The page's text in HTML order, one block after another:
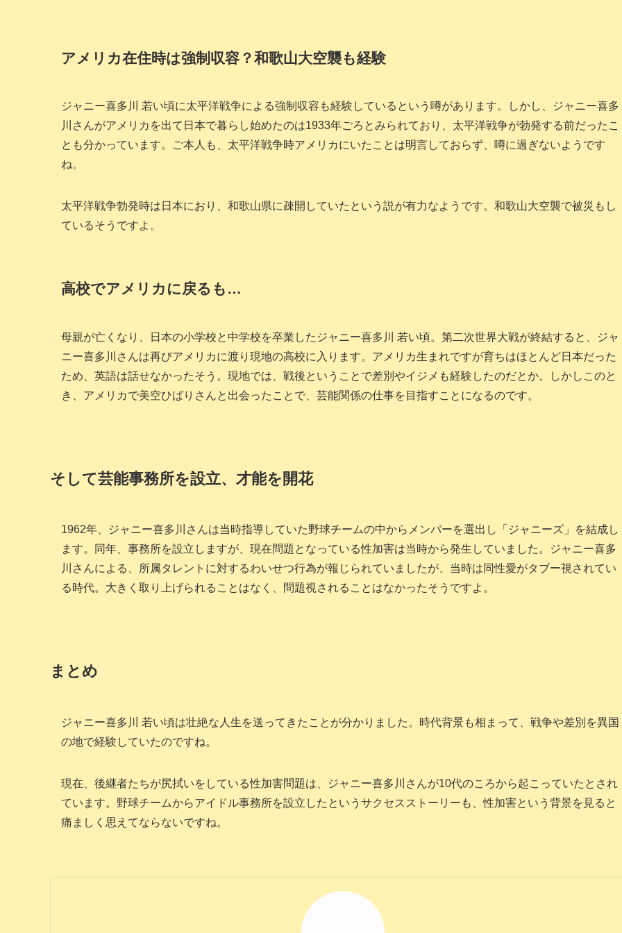
アメリカ在住時は強制収容？和歌山大空襲も経験
ジャニー喜多川 若い頃に太平洋戦争による強制収容も経験しているという噂があります。しかし、ジャニー喜多
川さんがアメリカを出て日本で暮らし始めたのは1933年ごろとみられており、太平洋戦争が勃発する前だったこ
とも分かっています。ご本人も、太平洋戦争時アメリカにいたことは明言しておらず、噂に過ぎないようです
ね。
太平洋戦争勃発時は日本におり、和歌山県に疎開していたという説が有力なようです。和歌山大空襲で被災もし
ているそうですよ。
高校でアメリカに戻るも…
母親が亡くなり、日本の小学校と中学校を卒業したジャニー喜多川 若い頃。第二次世界大戦が終結すると、ジャ
ニー喜多川さんは再びアメリカに渡り現地の高校に入ります。アメリカ生まれですが育ちはほとんど日本だった
ため、英語は話せなかったそう。現地では、戦後ということで差別やイジメも経験したのだとか。しかしこのと
き、アメリカで美空ひばりさんと出会ったことで、芸能関係の仕事を目指すことになるのです。
そして芸能事務所を設立、才能を開花
1962年、ジャニー喜多川さんは当時指導していた野球チームの中からメンバーを選出し「ジャニーズ」を結成し
ます。同年、事務所を設立しますが、現在問題となっている性加害は当時から発生していました。ジャニー喜多
川さんによる、所属タレントに対するわいせつ行為が報じられていましたが、当時は同性愛がタブー視されてい
る時代。大きく取り上げられることはなく、問題視されることはなかったそうですよ。
まとめ
ジャニー喜多川 若い頃は壮絶な人生を送ってきたことが分かりました。時代背景も相まって、戦争や差別を異国
の地で経験していたのですね。
現在、後継者たちが尻拭いをしている性加害問題は、ジャニー喜多川さんが10代のころから起こっていたとされ
ています。野球チームからアイドル事務所を設立したというサクセスストーリーも、性加害という背景を見ると
痛ましく思えてならないですね。